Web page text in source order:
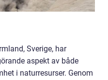
Sverige, har
aspekt av både
i naturresurser. Genom